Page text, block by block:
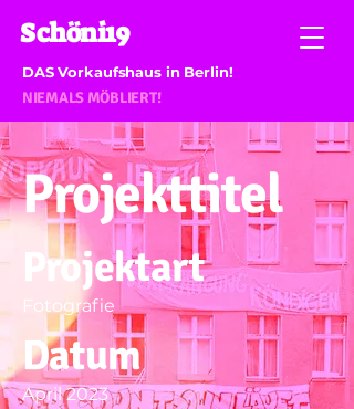
Schöni19
DAS Vorkaufshaus in Berlin!
NIEMALS MÖBLIERT!
Projekttitel
Projektart
Fotografie
Datum
April 2023